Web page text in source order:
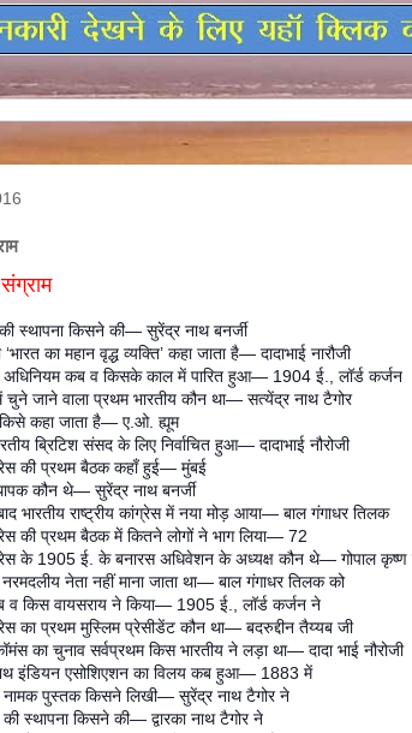
स्थापना किसने की— सुरेंद्र नाथ बनर्जी
का महान वृद्ध व्यक्ति’ कहा जाता है— दादाभाई नारौजी
अधिनियम कब व किसके काल में पारित हुआ— 1904 ई., लॉर्ड कर्जन
चुने जाने वाला प्रथम भारतीय कौन था— सत्येंद्र नाथ टैगोर
किसे कहा जाता है— ए.ओ. ह्यूम
ब्रिटिश संसद के लिए निर्वाचित हुआ— दादाभाई नौरोजी
की प्रथम बैठक कहाँ हुई— मुंबई
कौन थे— सुरेंद्र नाथ बनर्जी
भारतीय राष्ट्रीय कांग्रेस में नया मोड़ आया— बाल गंगाधर तिलक
की प्रथम बैठक में कितने लोगों ने भाग लिया— 72
के 1905 ई. के बनारस अधिवेशन के अध्यक्ष कौन थे— गोपाल
नेता नहीं माना जाता था— बाल गंगाधर तिलक को
व किस वायसराय ने किया— 1905 ई., लॉर्ड कर्जन ने
का प्रथम मुस्लिम प्रेसीडेंट कौन था— बदरुद्दीन तैय्यब जी
का चुनाव सर्वप्रथम किस भारतीय ने लड़ा था— दादा भाई नौरोजी
इंडियन एसोशिएशन का विलय कब हुआ— 1883 में
नामक पुस्तक किसने लिखी— सुरेंद्र नाथ टैगोर ने
स्थापना किसने की— द्वारका नाथ टैगोर ने